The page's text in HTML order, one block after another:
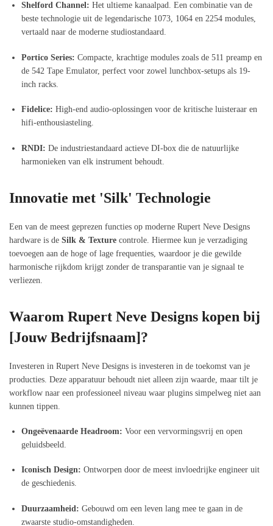
Shelford Channel: Het ultieme kanaalpad. Een combinatie van de
beste technologie uit de legendarische 1073, 1064 en 2254 modules,
vertaald naar de moderne studiostandaard.
Portico Series: Compacte, krachtige modules zoals de 511 preamp en
de 542 Tape Emulator, perfect voor zowel lunchbox-setups als 19-
inch racks.
Fidelice: High-end audio-oplossingen voor de kritische luisteraar en
hifi-enthousiasteling.
RNDI: De industriestandaard actieve DI-box die de natuurlijke
harmonieken van elk instrument behoudt.
Innovatie met 'Silk' Technologie
Een van de meest geprezen functies op moderne Rupert Neve Designs
hardware is de Silk & Texture controle. Hiermee kun je verzadiging
toevoegen aan de hoge of lage frequenties, waardoor je die gewilde
harmonische rijkdom krijgt zonder de transparantie van je signaal te
verliezen.
Waarom Rupert Neve Designs kopen bij
[Jouw Bedrijfsnaam]?
Investeren in Rupert Neve Designs is investeren in de toekomst van je
producties. Deze apparatuur behoudt niet alleen zijn waarde, maar tilt je
workflow naar een professioneel niveau waar plugins simpelweg niet aan
kunnen tippen.
Ongeëvenaarde Headroom: Voor een vervormingsvrij en open
geluidsbeeld.
Iconisch Design: Ontworpen door de meest invloedrijke engineer uit
de geschiedenis.
Duurzaamheid: Gebouwd om een leven lang mee te gaan in de
zwaarste studio-omstandigheden.